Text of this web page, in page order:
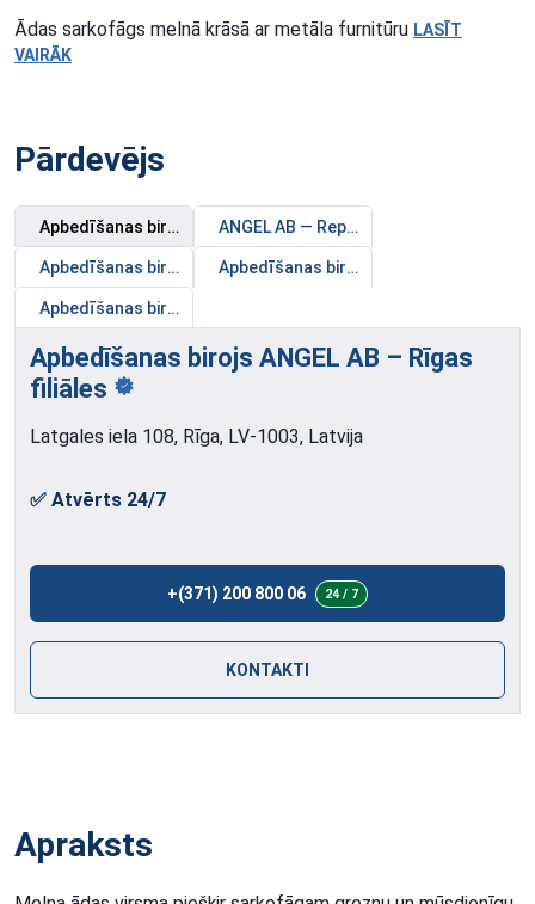
Ādas sarkofāgs melnā krāsā ar metāla furnitūru LASĪT
VAIRĀK
Pārdevējs
Apbedīšanas birojs ANGEL AB – Rīgas filiāles
ANGEL AB — Repatriācija
Apbedīšanas birojs ANGEL AB – Jūrmalas filiāle
Apbedīšanas birojs Angel AB —
Apbedīšanas birojs ANGEL AB – Rīgas
filiāles
Latgales iela 108, Rīga, LV-1003, Latvija
✅ Atvērts 24/7
+(371) 200 800 06 24 / 7
KONTAKTI
Apraksts